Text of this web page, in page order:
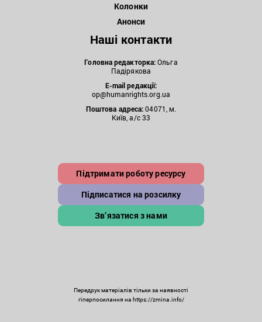
Колонки
Анонси
Наші контакти
Головна редакторка:Ольга
Падірякова
E-mail редакції:
op@humanrights.org.ua
Поштова адреса:04071, м.
Київ, а/с 33
Підтримати роботу ресурсу
Підписатися на розсилку
Зв’язатися з нами
Передрук матеріалів тільки за наявності
гіперпосилання на https://zmina.info/